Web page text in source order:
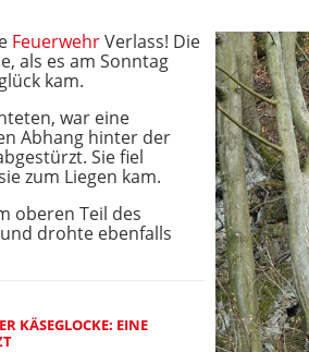
FeuerwehrVerlass! Die
als es am Sonntag
kam.
war eine
Abhang hinter der
Sie fiel
zum Liegen kam.
oberen Teil des
drohte ebenfalls
KÄSEGLOCKE: EINE